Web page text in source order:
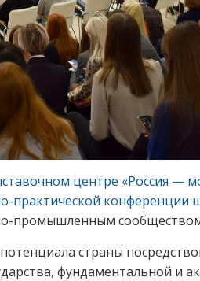
центре «Россия —
практической конференции
промышленным
страны
фундаментальной и